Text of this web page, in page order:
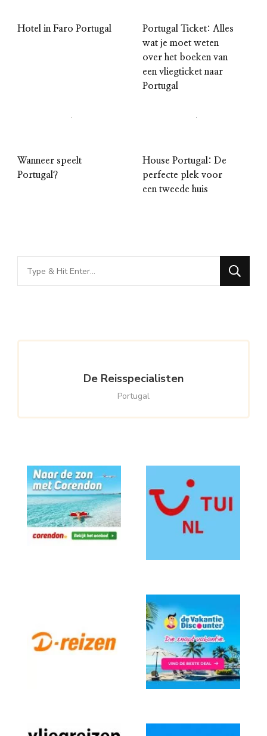
Hotel in Faro Portugal
Portugal Ticket: Alles
wat je moet weten
over het boeken van
een vliegticket naar
Portugal
Wanneer speelt
Portugal?
House Portugal: De
perfecte plek voor
een tweede huis
Looking
for
De Reisspecialisten
Portugal